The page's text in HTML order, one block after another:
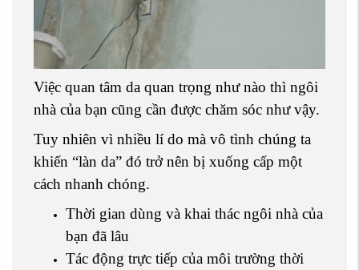
Việc quan tâm da quan trọng như nào thì ngôi
nhà của bạn cũng cần được chăm sóc như vậy.
Tuy nhiên vì nhiều lí do mà vô tình chúng ta
khiến “làn da” đó trở nên bị xuống cấp một
cách nhanh chóng.
Thời gian dùng và khai thác ngôi nhà của
bạn đã lâu
Tác động trực tiếp của môi trường thời